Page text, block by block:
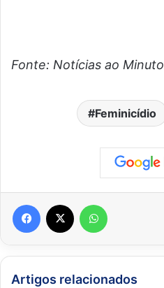
Fonte: Notícias ao Minuto
Feminicídio
Facebook
Artigos relacionados